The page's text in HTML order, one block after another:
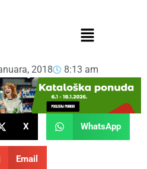
2018 8:13 am
X WhatsApp
Email